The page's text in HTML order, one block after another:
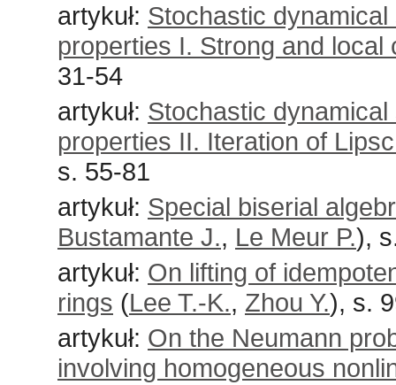
artykuł: Stochastic
properties I. Strong and local
31-54
artykuł: Stochastic
properties II. Iteration of
s. 55-81
artykuł: Special biserial
Bustamante J., Le Meur P.),
artykuł: On lifting of
rings (Lee T.-K., Zhou Y.), s.
artykuł: On the Neumann
involving homogeneous